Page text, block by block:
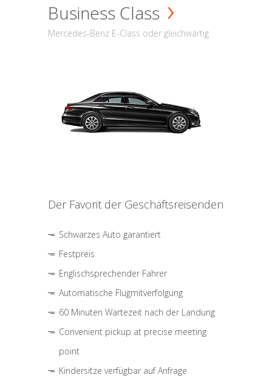
Business Class
Mercedes-Benz E-Class oder gleichwärtig
Der Favorit der Geschäftsreisenden
Schwarzes Auto garantiert
Festpreis
Englischsprechender Fahrer
Automatische Flugmitverfolgung
60 Minuten Wartezeit nach der Landung
Convenient pickup at precise meeting
point
Kindersitze verfügbar auf Anfrage